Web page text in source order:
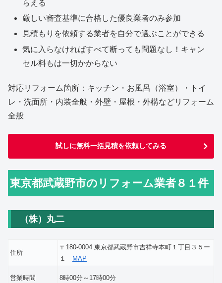
らえる
厳しい審査基準に合格した優良業者のみ参加
見積もりを依頼する業者を自分で選ぶことができる
気に入らなければすべて断っても問題なし！キャン
セル料もは一切かからない
対応リフォーム箇所：キッチン・お風呂（浴室）・トイ
レ・洗面所・内装全般・外壁・屋根・外構などリフォーム
全般
試しに無料一括見積を依頼してみる
東京都武蔵野市のリフォーム業者８１件
（株）丸二
住所
〒180-0004 東京都武蔵野市吉祥寺本町１丁目３５ー
１
MAP
営業時間 8時00分～17時00分